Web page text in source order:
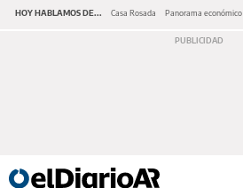
HOY HABLAMOS DE... Casa Rosada Panorama económico